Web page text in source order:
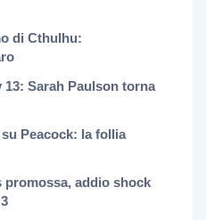
di Cthulhu:
Sarah Paulson torna
Peacock: la follia
promossa, addio shock